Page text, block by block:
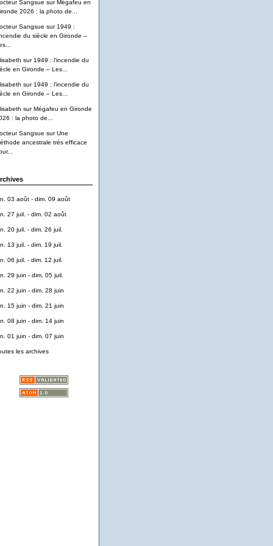
Sangsue surMégafeu en
2026 : la photo de...
Sangsue sur 1949 :
du siècle en Gironde –
sur 1949 : l’incendie du
en Gironde – Les...
sur 1949 : l’incendie du
en Gironde – Les...
surMégafeu en Gironde
: la photo de...
Sangsue surUne
ancestrale très efficace
03 août - dim. 09 août
27 juil. - dim. 02 août
20 juil. - dim. 26 juil.
13 juil. - dim. 19 juil.
06 juil. - dim. 12 juil.
29 juin - dim. 05 juil.
22 juin - dim. 28 juin
15 juin - dim. 21 juin
08 juin - dim. 14 juin
01 juin - dim. 07 juin
les archives